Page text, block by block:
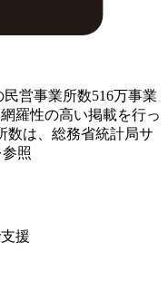
営事業所数516万事業
羅性の高い掲載を行っ
数は、総務省統計局サ
参照
援